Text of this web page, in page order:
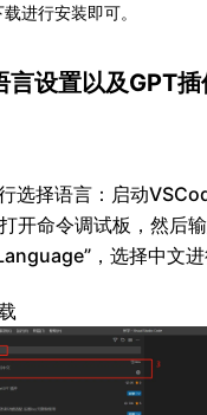
进行安装即可。
设置以及GPT插
选择语言：启动
开命令调试板，然后
，选择中文进